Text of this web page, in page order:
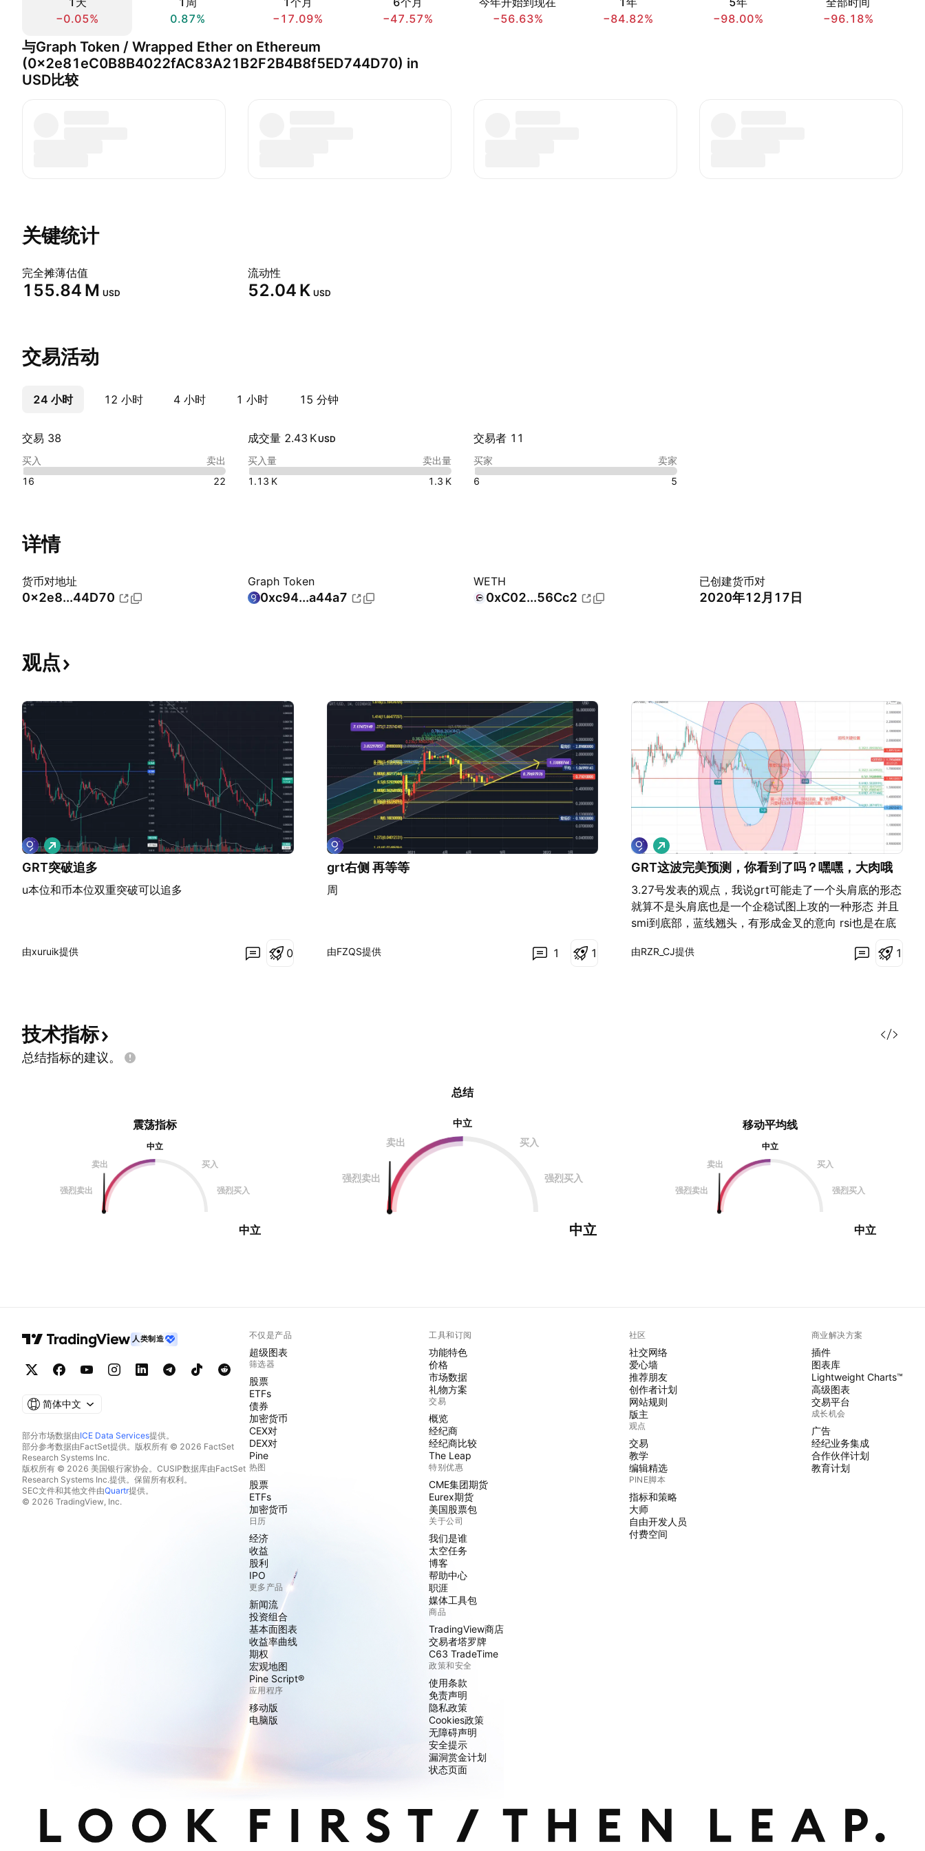
−0.05%
0.87%
−17.09%
−47.57%
−56.63%
−84.82%
−98.00%
−96.18%
与Graph Token / Wrapped Ether on Ethereum
(0x2e81eC0B8B4022fAC83A21B2F2B4B8f5ED744D70) in
USD比较
关键统计
完全摊薄估值
‪155.84 M‬ USD
流动性
‪52.04 K‬ USD
交易活动
24 小时 12 小时 4 小时 1 小时 15 分钟
更多
交易 38
买入
卖出
16
22
成交量 ‪2.43 K‬USD
买入量
卖出量
‪1.13 K‬
‪1.3 K‬
交易者 11
买家
卖家
6
5
详情
货币对地址
0x2e8...44D70
Graph Token
0xc94...a44a7
WETH
0xC02...56Cc2
已创建货币对
2020年12月17日
观点
GRT突破追多
u本位和币本位双重突破可以追多
做
多
由xuruik提供 0
grt右侧 再等等
周
由FZQS提供 1 1
GRT这波完美预测，你看到了吗？嘿嘿，大肉哦
3.27号发表的观点，我说grt可能走了一个头肩底的形态
就算不是头肩底也是一个企稳试图上攻的一种形态 并且
smi到底部，蓝线翘头，有形成金叉的意向 rsi也是在底
水平线 第一次冲击失败，我们可以看到从波段底部到压
没有 上次发的那个观点才40浏览量，真是可惜这么一波
做
多
由RZR_CJ提供 1
技术指标
总结指标的建议。
震荡指标
中立
卖出
买入
强烈卖出 强烈买入
中立
总结
中立
卖出
买入
强烈卖出 强烈买入
中立
移动平均线
中立
卖出
买入
强烈卖出 强烈买入
中立
人类制造
简体中文
部分市场数据由ICE Data Services提供。
部分参考数据由FactSet提供。版权所有 © 2026 FactSet
Research Systems Inc.
版权所有 © 2026 美国银行家协会。CUSIP数据库由FactSet
Research Systems Inc.提供。保留所有权利。
SEC文件和其他文件由Quartr提供。
© 2026 TradingView, Inc.
不仅是产品
超级图表
筛选器
股票
ETFs
债券
加密货币
CEX对
DEX对
Pine
热图
股票
ETFs
加密货币
日历
经济
收益
股利
IPO
更多产品
新闻流
投资组合
基本面图表
收益率曲线
期权
宏观地图
Pine Script®
应用程序
移动版
电脑版
工具和订阅
功能特色
价格
市场数据
礼物方案
交易
概览
经纪商
经纪商比较
The Leap
特别优惠
CME集团期货
Eurex期货
美国股票包
关于公司
我们是谁
太空任务
博客
帮助中心
职涯
媒体工具包
商品
TradingView商店
交易者塔罗牌
C63 TradeTime
政策和安全
使用条款
免责声明
隐私政策
Cookies政策
无障碍声明
安全提示
漏洞赏金计划
状态页面
社区
社交网络
爱心墙
推荐朋友
创作者计划
网站规则
版主
观点
交易
教学
编辑精选
PINE脚本
指标和策略
大师
自由开发人员
付费空间
商业解决方案
插件
图表库
Lightweight Charts™
高级图表
交易平台
成长机会
广告
经纪业务集成
合作伙伴计划
教育计划